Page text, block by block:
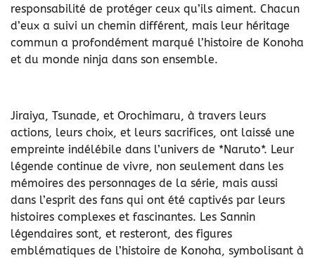
responsabilité de protéger ceux qu’ils aiment. Chacun
d’eux a suivi un chemin différent, mais leur héritage
commun a profondément marqué l’histoire de Konoha
et du monde ninja dans son ensemble.
Jiraiya, Tsunade, et Orochimaru, à travers leurs
actions, leurs choix, et leurs sacrifices, ont laissé une
empreinte indélébile dans l’univers de *Naruto*. Leur
légende continue de vivre, non seulement dans les
mémoires des personnages de la série, mais aussi
dans l’esprit des fans qui ont été captivés par leurs
histoires complexes et fascinantes. Les Sannin
légendaires sont, et resteront, des figures
emblématiques de l’histoire de Konoha, symbolisant à